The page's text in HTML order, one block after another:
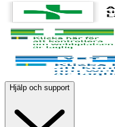
Hjälp och support